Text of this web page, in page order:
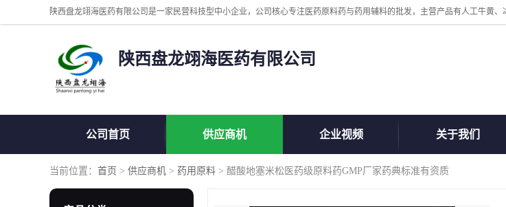
陕西盘龙翊海医药有限公司
公司首页 供应商机 企业视频 关于我们
当前位置： 首页 > 供应商机 > 药用原料 > 醋酸地塞米松医药级原料药GMP厂家药典标准有资质